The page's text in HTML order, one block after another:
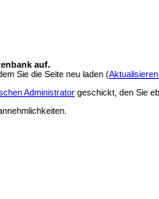
auf.
Sie die Seite neu laden (
Administrator geschickt, den Sie